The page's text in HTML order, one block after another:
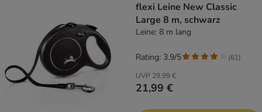
flexi Leine New Classic
Large 8 m, schwarz
Leine: 8 m lang
UVP 29,99 €
21,99 €
Rating: 3.9/5 (61)